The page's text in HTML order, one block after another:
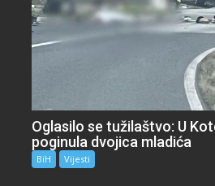
Oglasilo se tužilaštvo: U
poginula dvojica mladića
BiH Vijesti